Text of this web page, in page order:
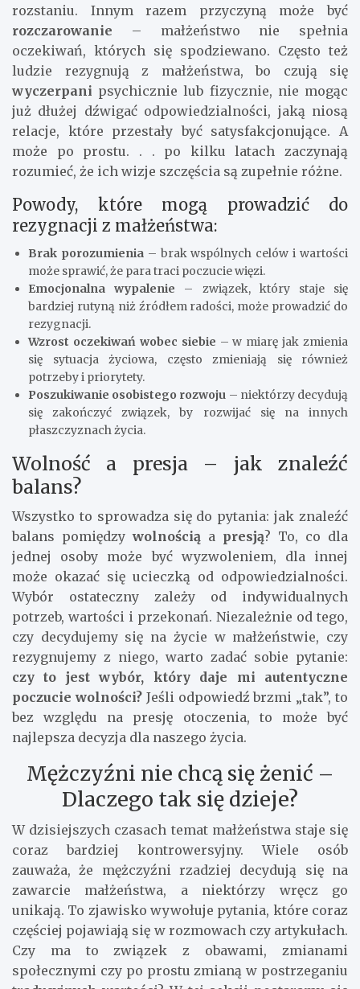
rozstaniu. Innym razem przyczyną może być
rozczarowanie – małżeństwo nie spełnia
oczekiwań, których się spodziewano. Często też
ludzie rezygnują z małżeństwa, bo czują się
wyczerpani psychicznie lub fizycznie, nie mogąc
już dłużej dźwigać odpowiedzialności, jaką niosą
relacje, które przestały być satysfakcjonujące. A
może po prostu. . . po kilku latach zaczynają
rozumieć, że ich wizje szczęścia są zupełnie różne.
Powody, które mogą prowadzić do
rezygnacji z małżeństwa:
Brak porozumienia– brak wspólnych celów i wartości
może sprawić, że para traci poczucie więzi.
Emocjonalna wypalenie – związek, który staje się
bardziej rutyną niż źródłem radości, może prowadzić do
rezygnacji.
Wzrost oczekiwań wobec siebie – w miarę jak zmienia
się sytuacja życiowa, często zmieniają się również
potrzeby i priorytety.
Poszukiwanie osobistego rozwoju – niektórzy decydują
się zakończyć związek, by rozwijać się na innych
płaszczyznach życia.
Wolność a presja – jak znaleźć
balans?
Wszystko to sprowadza się do pytania: jak znaleźć
balans pomiędzywolnością a presją? To, co dla
jednej osoby może być wyzwoleniem, dla innej
może okazać się ucieczką od odpowiedzialności.
Wybór ostateczny zależy od indywidualnych
potrzeb, wartości i przekonań. Niezależnie od tego,
czy decydujemy się na życie w małżeństwie, czy
rezygnujemy z niego, warto zadać sobie pytanie:
czy to jest wybór, który daje mi autentyczne
poczucie wolności?Jeśli odpowiedź brzmi „tak”, to
bez względu na presję otoczenia, to może być
najlepsza decyzja dla naszego życia.
Mężczyźni nie chcą się żenić –
Dlaczego tak się dzieje?
W dzisiejszych czasach temat małżeństwa staje się
coraz bardziej kontrowersyjny. Wiele osób
zauważa, że mężczyźni rzadziej decydują się na
zawarcie małżeństwa, a niektórzy wręcz go
unikają. To zjawisko wywołuje pytania, które coraz
częściej pojawiają się w rozmowach czy artykułach.
Czy ma to związek z obawami, zmianami
społecznymi czy po prostu zmianą w postrzeganiu